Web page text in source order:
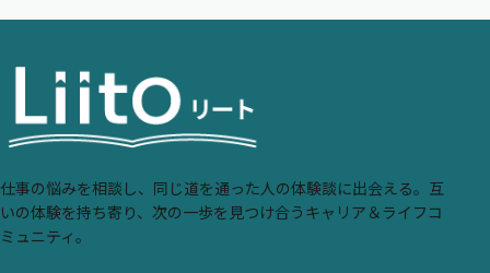
仕事の悩みを相談し、同じ道を通った人の体験談に出会える。互
いの体験を持ち寄り、次の一歩を見つけ合うキャリア＆ライフコ
ミュニティ。